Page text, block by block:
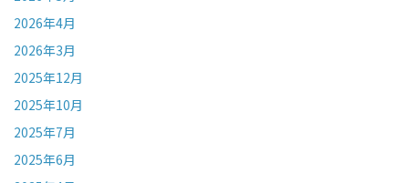
2026年4月
2026年3月
2025年12月
2025年10月
2025年7月
2025年6月